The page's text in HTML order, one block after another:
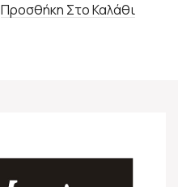
Προσθήκη Στο Καλάθι